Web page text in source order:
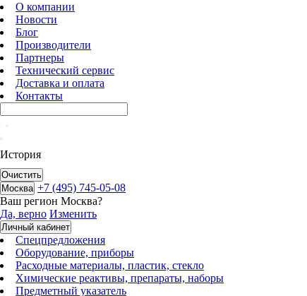
О компании
Новости
Блог
Производители
Партнеры
Технический сервис
Доставка и оплата
Контакты
История
Очистить
Москва +7 (495) 745-05-08
Ваш регион Москва?
Да, верно Изменить
Личный кабинет
Спецпредложения
Оборудование, приборы
Расходные материалы, пластик, стекло
Химические реактивы, препараты, наборы
Предметный указатель